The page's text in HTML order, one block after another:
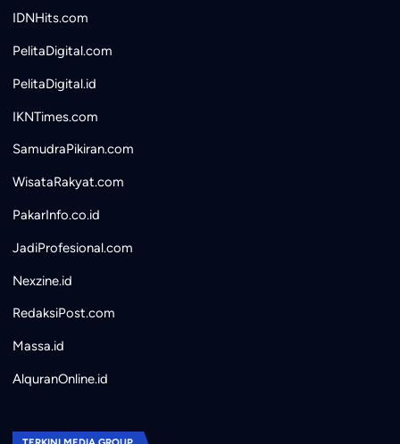
IDNHits.com
PelitaDigital.com
PelitaDigital.id
IKNTimes.com
SamudraPikiran.com
WisataRakyat.com
PakarInfo.co.id
JadiProfesional.com
Nexzine.id
RedaksiPost.com
Massa.id
AlquranOnline.id